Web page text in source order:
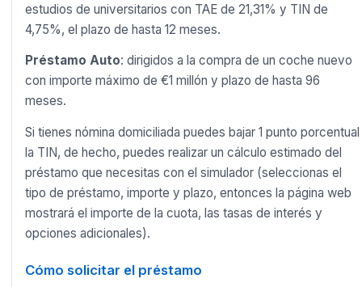
estudios de universitarios con TAE de 21,31% y TIN de
4,75%, el plazo de hasta 12 meses.
Préstamo Auto: dirigidos a la compra de un coche nuevo
con importe máximo de €1 millón y plazo de hasta 96
meses.
Si tienes nómina domiciliada puedes bajar 1 punto porcentual
la TIN, de hecho, puedes realizar un cálculo estimado del
préstamo que necesitas con el simulador (seleccionas el
tipo de préstamo, importe y plazo, entonces la página web
mostrará el importe de la cuota, las tasas de interés y
opciones adicionales).
Cómo solicitar el préstamo